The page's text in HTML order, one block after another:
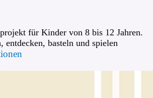
für Kinder von 8 bis 12 Jahren.
entdecken, basteln und spielen